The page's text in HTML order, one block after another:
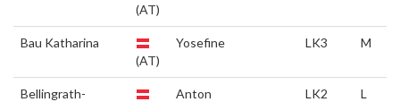
(AT)
Bau Katharina
(AT)
Yosefine LK3 M
Bellingrath-
Anton LK2 L